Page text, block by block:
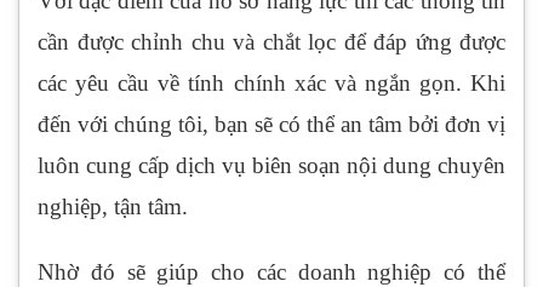
cần được chỉnh chu và chắt lọc để đáp ứng được
các yêu cầu về tính chính xác và ngắn gọn. Khi
đến với chúng tôi, bạn sẽ có thể an tâm bởi đơn vị
luôn cung cấp dịch vụ biên soạn nội dung chuyên
nghiệp, tận tâm.
Nhờ đó sẽ giúp cho các doanh nghiệp có thể